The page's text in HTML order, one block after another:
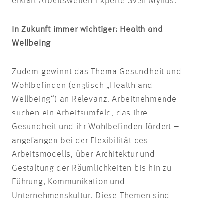
In Zukunft immer wichtiger: Health and
Wellbeing
Zudem gewinnt das Thema Gesundheit und
Wohlbefinden (englisch „Health and
Wellbeing“) an Relevanz. Arbeitnehmende
suchen ein Arbeitsumfeld, das ihre
Gesundheit und ihr Wohlbefinden fördert –
angefangen bei der Flexibilität des
Arbeitsmodells, über Architektur und
Gestaltung der Räumlichkeiten bis hin zu
Führung, Kommunikation und
Unternehmenskultur. Diese Themen sind